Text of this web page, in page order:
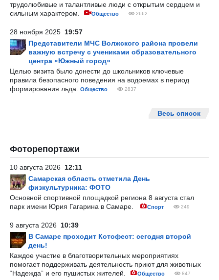
трудолюбивые и талантливые люди с открытым сердцем и
сильным характером.
Общество 2662
28 ноября 2025 19:57
Представители МЧС Волжского района провели
важную встречу с учениками образовательного
центра «Южный город»
Целью визита было донести до школьников ключевые
правила безопасного поведения на водоемах в период
формирования льда.
Общество 2837
Весь список
Фоторепортажи
10 августа 2026 12:11
Самарская область отметила День
физкультурника: ФОТО
Основной спортивной площадкой региона 8 августа стал
парк имени Юрия Гагарина в Самаре.
Спорт 249
9 августа 2026 10:39
В Самаре проходит Котофест: сегодня второй
день!
Каждое участие в благотворительных мероприятиях
помогает поддерживать деятельность приют для животных
“Надежда” и его пушистых жителей.
Общество 847